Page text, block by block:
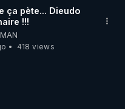
@Chloe_F:b
user/ChloeFra
ça pète... Dieudo
!!!
418 views